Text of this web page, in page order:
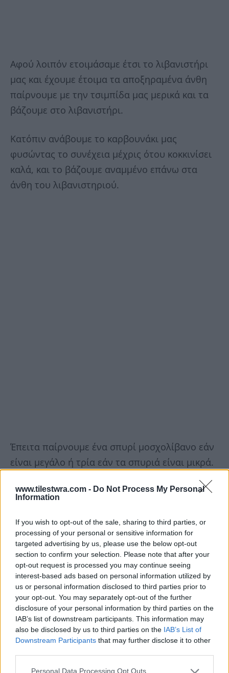
www.tilestwra.com - Do Not Process My Personal
Information
If you wish to opt-out of the sale, sharing to third parties, or
processing of your personal or sensitive information for
targeted advertising by us, please use the below opt-out
section to confirm your selection. Please note that after your
opt-out request is processed you may continue seeing
interest-based ads based on personal information utilized by
us or personal information disclosed to third parties prior to
your opt-out. You may separately opt-out of the further
disclosure of your personal information by third parties on the
IAB’s list of downstream participants. This information may
also be disclosed by us to third parties on the IAB’s List of
Downstream Participants that may further disclose it to other
Personal Data Processing Opt Outs
Αφού λοιπόν ετοιμάσαμε έτσι το λιβανιστήρι
μας και έχουμε έτοιμα τα αποξηραμένα άνθη
παίρνουμε με την τσιμπίδα μας μερικά και τα
βάζουμε στο λιβανιστήρι.
Κατόπιν ανάβουμε το καρβουνάκι μας
φυσώντας το συνέχεια μέχρις ότου κοκκινίσει
καλά, και το βάζουμε αναμμένο επάνω στα
άνθη του λιβανιστηριού.
Έπειτα παίρνουμε ένα σπυρί μοσχολίβανο εάν
είναι μεγάλο ή τρία εάν τα σπυριά είναι μικρά.
Βάζοντας τα επάνω στο αναμμένο καρβουνάκι
το ένα σπυρί να λέμε ένας είναι ο Θεός.
Εάν βάλουμε 2 να λέμε δύο είναι οι φύσεις του
Χριστού Θεός και άνθρωπος (Θεάνθρωπος)
Ένας Θεός. Εάν βάλουμε τα τρία μικρά να λέμε
Πατήρ, Υιός και Άγιο Πνεύμα. Τρία πρόσωπα
ένας Θεός. Αρχίζουμε λοιπόν να λιβανίζουμε
πρώτα το εικονοστάσι με τις εικόνες και να
λέμε στο Χριστό.